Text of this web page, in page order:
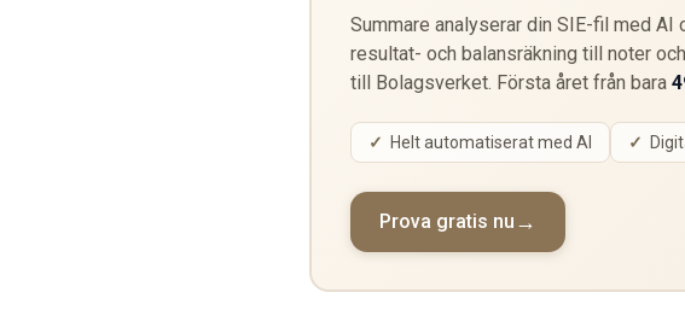
Summare analyserar din SIE-fil med
resultat- och balansräkning till noter
till Bolagsverket. Första året från bara
Helt automatiserat med AI
Prova gratis nu